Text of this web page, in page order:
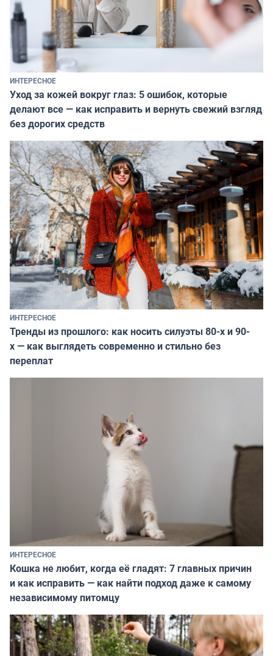
ИНТЕРЕСНОЕ
Уход за кожей вокруг глаз: 5 ошибок, которые
делают все — как исправить и вернуть свежий взгляд
без дорогих средств
ИНТЕРЕСНОЕ
Тренды из прошлого: как носить силуэты 80-х и 90-
х — как выглядеть современно и стильно без
переплат
ИНТЕРЕСНОЕ
Кошка не любит, когда её гладят: 7 главных причин
и как исправить — как найти подход даже к самому
независимому питомцу